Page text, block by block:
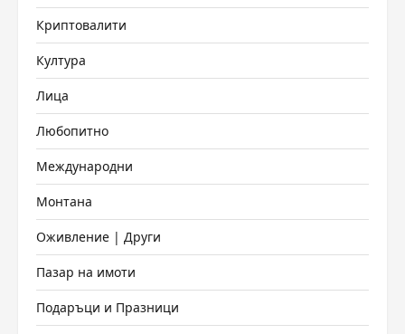
Криптовалити
Култура
Лица
Любопитно
Международни
Монтана
Оживление | Други
Пазар на имоти
Подаръци и Празници